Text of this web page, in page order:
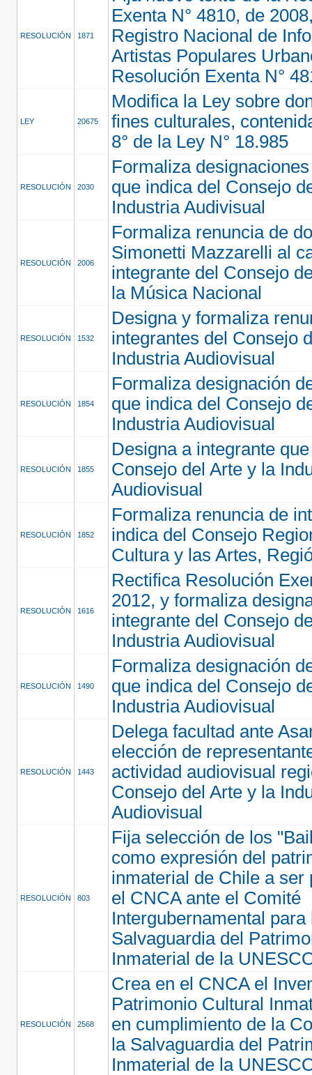
RESOLUCIÓN 1871
Exenta N° 4810, de
Registro Nacional de
Artistas Populares
Resolución Exenta N°
LEY 20675
Modifica la Ley sobre
fines culturales,
8° de la Ley N° 18.985
RESOLUCIÓN 2030
Formaliza
que indica del Consejo
Industria Audivisual
RESOLUCIÓN 2006
Formaliza renuncia de
Simonetti Mazzarelli al
integrante del Consejo
la Música Nacional
RESOLUCIÓN 1532
Designa y formaliza
integrantes del Consejo
Industria Audiovisual
RESOLUCIÓN 1854
Formaliza designación
que indica del Consejo
Industria Audiovisual
RESOLUCIÓN 1855
Designa a integrante
Consejo del Arte y la
Audiovisual
RESOLUCIÓN 1852
Formaliza renuncia de
indica del Consejo
Cultura y las Artes,
RESOLUCIÓN 1616
Rectifica Resolución
2012, y formaliza
integrante del Consejo
Industria Audiovisual
RESOLUCIÓN 1490
Formaliza designación
que indica del Consejo
Industria Audiovisual
RESOLUCIÓN 1443
Delega facultad ante
elección de
actividad audiovisual
Consejo del Arte y la
Audiovisual
RESOLUCIÓN 803
Fija selección de los
como expresión del
inmaterial de Chile a ser
el CNCA ante el Comité
Intergubernamental para
Salvaguardia del
Inmaterial de la
RESOLUCIÓN 2568
Crea en el CNCA el
Patrimonio Cultural
en cumplimiento de la
la Salvaguardia del
Inmaterial de la